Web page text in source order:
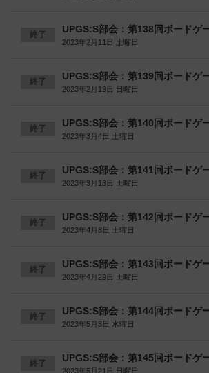
終了 UPGS:S部会：第138回ボードゲ
2023年2月11日 土曜日
終了 UPGS:S部会：第139回ボードゲ
2023年2月19日 日曜日
終了 UPGS:S部会：第140回ボードゲ
2023年3月4日 土曜日
終了 UPGS:S部会：第141回ボードゲ
2023年3月18日 土曜日
終了 UPGS:S部会：第142回ボードゲ
2023年4月8日 土曜日
終了 UPGS:S部会：第143回ボードゲ
2023年4月29日 土曜日
終了 UPGS:S部会：第144回ボードゲ
2023年5月3日 水曜日
終了 UPGS:S部会：第145回ボードゲ
2023年5月21日 日曜日